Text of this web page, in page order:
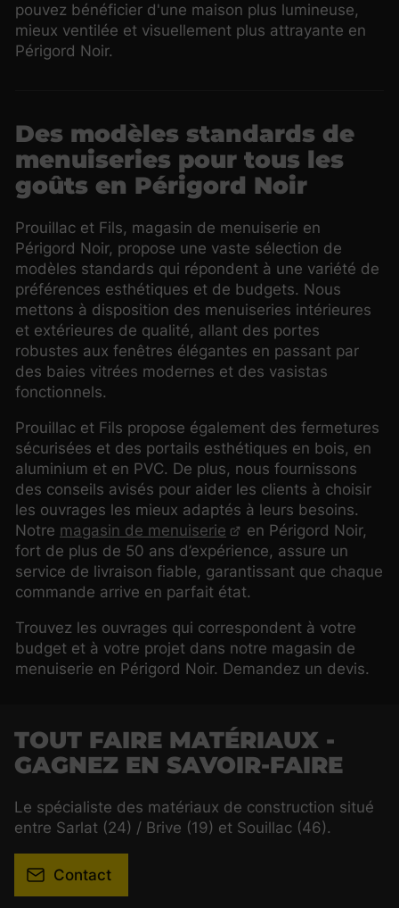
pouvez bénéficier d'une maison plus lumineuse,
mieux ventilée et visuellement plus attrayante en
Périgord Noir.
Des modèles standards de
menuiseries pour tous les
goûts en Périgord Noir
Prouillac et Fils, magasin de menuiserie en
Périgord Noir, propose une vaste sélection de
modèles standards qui répondent à une variété de
préférences esthétiques et de budgets. Nous
mettons à disposition des menuiseries intérieures
et extérieures de qualité, allant des portes
robustes aux fenêtres élégantes en passant par
des baies vitrées modernes et des vasistas
fonctionnels.
Prouillac et Fils propose également des fermetures
sécurisées et des portails esthétiques en bois, en
aluminium et en PVC. De plus, nous fournissons
des conseils avisés pour aider les clients à choisir
les ouvrages les mieux adaptés à leurs besoins.
Notre magasin de menuiserie
en Périgord Noir,
fort de plus de 50 ans d’expérience, assure un
service de livraison fiable, garantissant que chaque
commande arrive en parfait état.
Trouvez les ouvrages qui correspondent à votre
budget et à votre projet dans notre magasin de
menuiserie en Périgord Noir. Demandez un devis.
TOUT FAIRE MATÉRIAUX -
GAGNEZ EN SAVOIR-FAIRE
Le spécialiste des matériaux de construction situé
entre Sarlat (24) / Brive (19) et Souillac (46).
Contact